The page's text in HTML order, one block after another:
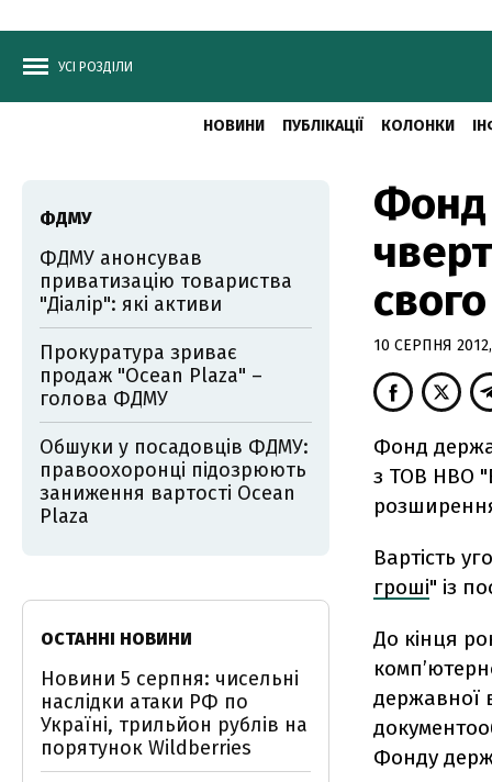
УСІ РОЗДІЛИ
НОВИНИ ПУБЛІКАЦІЇ КОЛОНКИ
Фонд
10 СЕРПНЯ 2012,
Фонд
з ТОВ НВО
Вартість
гроші" із
До кінця
державної
Фонду
ФДМУ
ФДМУ анонсував
приватизацію товариства
"Діалір": які активи
Прокуратура зриває
продаж "Ocean Plaza" –
голова ФДМУ
Обшуки у посадовців ФДМУ:
правоохоронці підозрюють
заниження вартості Ocean
Plaza
ОСТАННІ НОВИНИ
Новини 5 серпня: чисельні
наслідки атаки РФ по
Україні, трильйон рублів на
порятунок Wildberries